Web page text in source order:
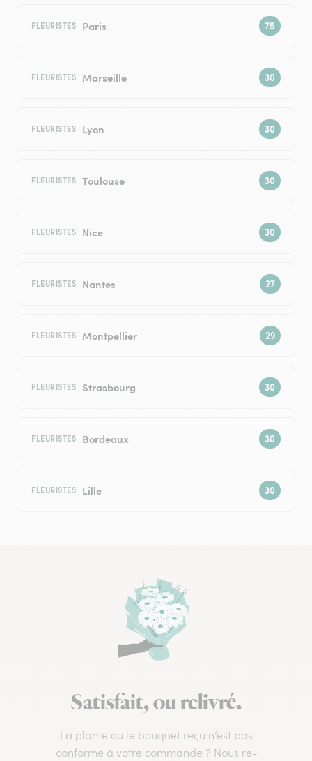
FLEURISTES Paris
FLEURISTES Marseille
FLEURISTES Lyon
FLEURISTES Toulouse
FLEURISTES Nice
FLEURISTES Nantes
FLEURISTES Montpellier
FLEURISTES Strasbourg
FLEURISTES Bordeaux
FLEURISTES Lille
Satisfait, ou relivré.
La plante ou le bouquet reçu n’est pas
conforme à votre commande ? Nous re-